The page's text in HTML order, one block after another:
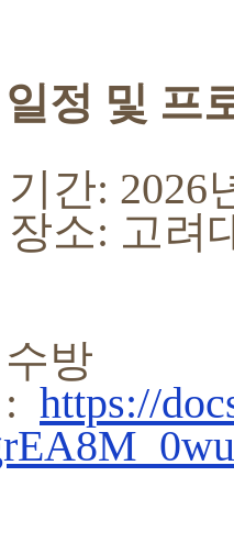
일정 및 프
기간: 2026
장소: 고려
방
https://